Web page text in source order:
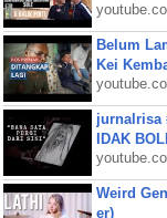
Belum
Kei
jurnalrisa
IDAK
Weird
er)